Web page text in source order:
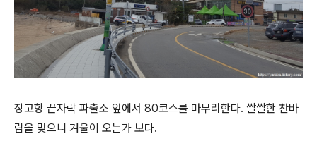
장고항 끝자락 파출소 앞에서 80코스를 마무리한다. 쌀쌀한 찬바
람을 맞으니 겨울이 오는가 보다.